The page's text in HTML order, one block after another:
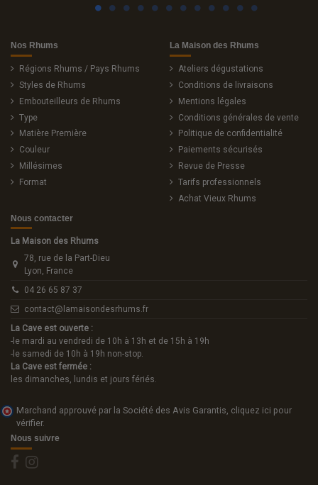
Nos Rhums
Régions Rhums / Pays Rhums
Styles de Rhums
Embouteilleurs de Rhums
Type
Matière Première
Couleur
Millésimes
Format
La Maison des Rhums
Ateliers dégustations
Conditions de livraisons
Mentions légales
Conditions générales de vente
Politique de confidentialité
Paiements sécurisés
Revue de Presse
Tarifs professionnels
Achat Vieux Rhums
Nous contacter
La Maison des Rhums
78, rue de la Part-Dieu
Lyon, France
04 26 65 87 37
contact@lamaisondesrhums.fr
La Cave est ouverte :
-le mardi au vendredi de 10h à 13h et de 15h à 19h
-le samedi de 10h à 19h non-stop.
La Cave est fermée :
les dimanches, lundis et jours fériés.
Marchand approuvé par la Société des Avis Garantis, cliquez ici pour
vérifier.
Nous suivre